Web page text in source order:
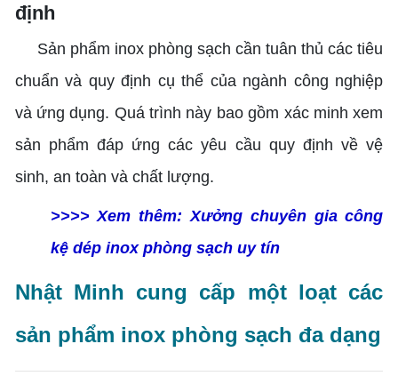
định
Sản phẩm inox phòng sạch cần tuân thủ các tiêu
chuẩn và quy định cụ thể của ngành công nghiệp
và ứng dụng. Quá trình này bao gồm xác minh xem
sản phẩm đáp ứng các yêu cầu quy định về vệ
sinh, an toàn và chất lượng.
>>>> Xem thêm: Xưởng chuyên gia công
kệ dép inox phòng sạch uy tín
Nhật Minh cung cấp một loạt các
sản phẩm inox phòng sạch đa dạng